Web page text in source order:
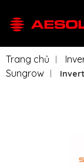
Trang chủ
Sungrow